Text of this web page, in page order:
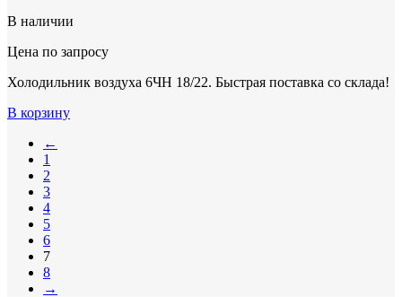
В наличии
Цена по запросу
Холодильник воздуха 6ЧН 18/22. Быстрая поставка со склада!
В корзину
←
1
2
3
4
5
6
7
8
→